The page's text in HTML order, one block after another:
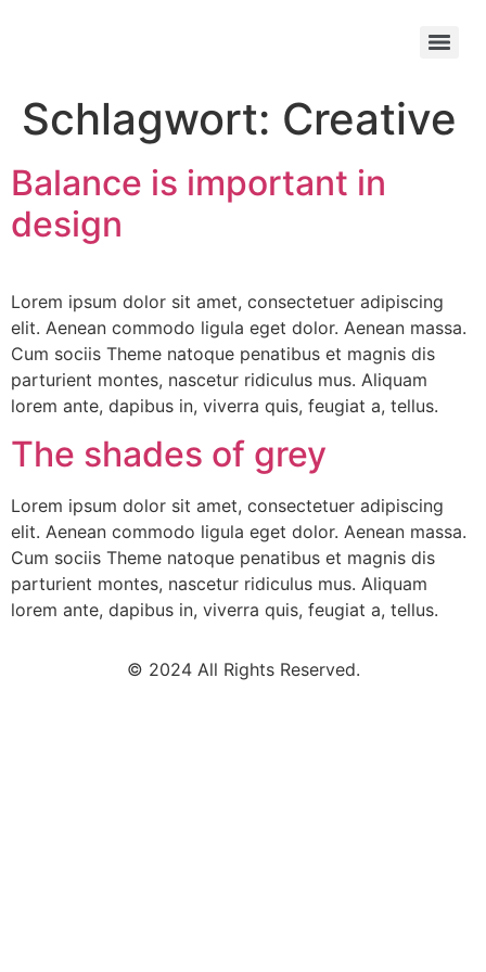
Schlagwort: Creative
Balance is important in
design
Lorem ipsum dolor sit amet, consectetuer adipiscing
elit. Aenean commodo ligula eget dolor. Aenean massa.
Cum sociis Theme natoque penatibus et magnis dis
parturient montes, nascetur ridiculus mus. Aliquam
lorem ante, dapibus in, viverra quis, feugiat a, tellus.
The shades of grey
Lorem ipsum dolor sit amet, consectetuer adipiscing
elit. Aenean commodo ligula eget dolor. Aenean massa.
Cum sociis Theme natoque penatibus et magnis dis
parturient montes, nascetur ridiculus mus. Aliquam
lorem ante, dapibus in, viverra quis, feugiat a, tellus.
© 2024 All Rights Reserved.